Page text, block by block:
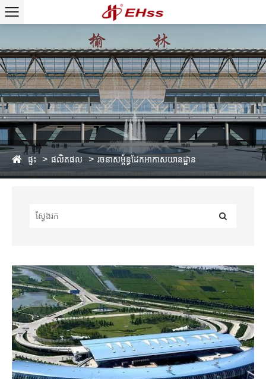
ផ្ទះ ផលិតផល រចនាសម្ព័ន្ធដែកអាកាសយានដ្ឋាន